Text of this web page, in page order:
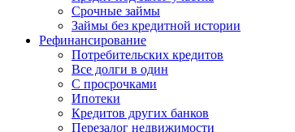
Срочные займы
Займы без кредитной истории
Рефинансирование
Потребительских кредитов
Все долги в один
С просрочками
Ипотеки
Кредитов других банков
Перезалог недвижимости